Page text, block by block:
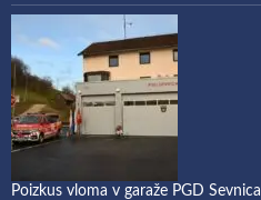
Poizkus vloma v garaže PGD Sevnica